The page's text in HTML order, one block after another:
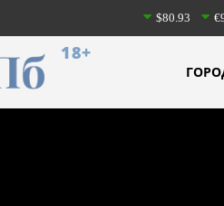
$80.93
18+